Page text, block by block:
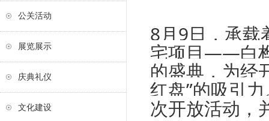
公关活动
展览展示
庆典礼仪
文化建设
8月9日，承载
宅项目——白
的盛典，为经
红盘”的吸引
次开放活动，